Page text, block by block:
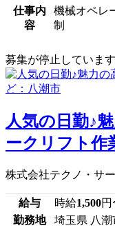
仕事内
容
機械オペレ
制
募集が停止しています
人気の日勤♪
ークリフト作
株式会社テクノ・サ
給与 時給1,500円
勤務地
埼玉県 八潮